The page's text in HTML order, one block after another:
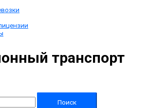
транспорт